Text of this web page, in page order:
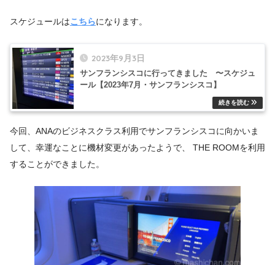
スケジュールはこちらになります。
2023年9月3日
サンフランシスコに行ってきました 〜スケジュ
ール【2023年7月・サンフランシスコ】
今回、ANAのビジネスクラス利用でサンフランシスコに向かいま
して、幸運なことに機材変更があったようで、 THE ROOMを利用
することができました。